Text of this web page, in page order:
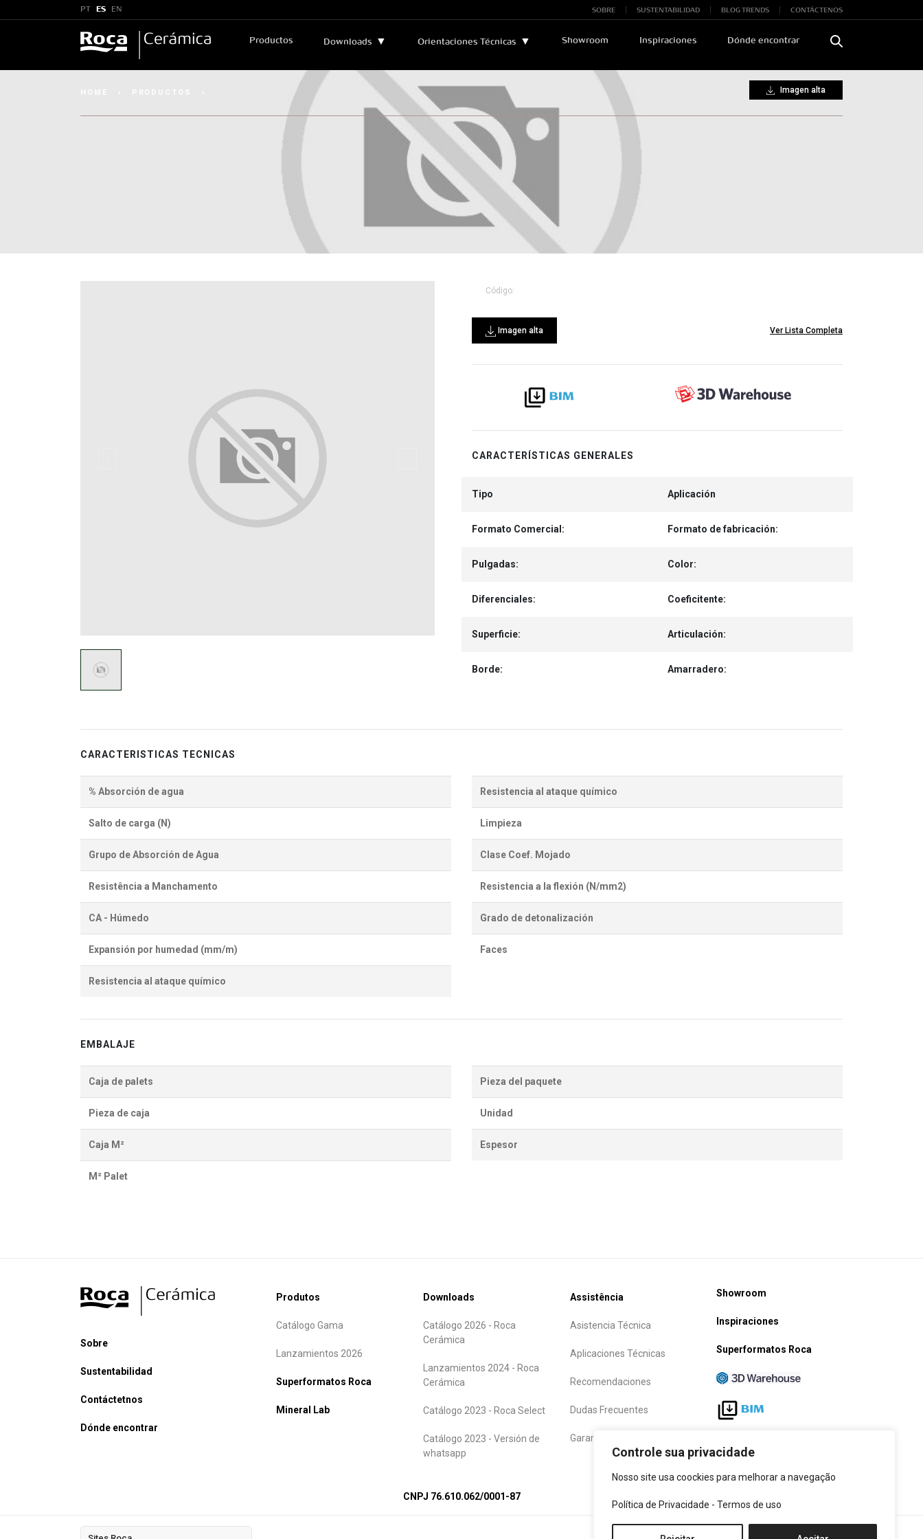
Controle sua privacidade
Nosso site usa coockies para melhorar a navegação
Política de Privacidade - Termos de uso
PT ES EN SOBRE SUSTENTABILIDAD BLOG TRENDS CONTÁCTENOS
Productos Downloads ▼
Boletines y Manuales ▼ Asistencia Técnica
Leyendas Técnicas
Sostenibilidad
Orientaciones Técnicas ▼ Showroom Inspiraciones Dónde encontrar
Imagen alta
Código:
Imagen alta Ver Lista Completa
CARACTERÍSTICAS GENERALES
Tipo Aplicación
Formato Comercial: Formato de fabricación:
Pulgadas: Color:
Diferenciales: Coeficitente:
Superficie: Articulación:
Borde: Amarradero:
CARACTERISTICAS TECNICAS
% Absorción de agua
Salto de carga (N)
Grupo de Absorción de Agua
Resistência a Manchamento
CA - Húmedo
Expansión por humedad (mm/m)
Resistencia al ataque químico
Resistencia al ataque químico
Limpieza
Clase Coef. Mojado
Resistencia a la flexión (N/mm2)
Grado de detonalización
Faces
EMBALAJE
Caja de palets
Pieza de caja
Caja M²
M² Palet
Pieza del paquete
Unidad
Espesor
Sobre
Sustentabilidad
Contáctetnos
Dónde encontrar
Produtos
Catálogo Gama
Lanzamientos 2026
Superformatos Roca
Mineral Lab
Downloads
Catálogo 2026 - Roca
Cerámica
Lanzamientos 2024 - Roca
Cerámica
Catálogo 2023 - Roca Select
Catálogo 2023 - Versión de
whatsapp
Assistência
Asistencia Técnica
Aplicaciones Técnicas
Recomendaciones
Dudas Frecuentes
Garantía
Showroom
Inspiraciones
Superformatos Roca
CNPJ 76.610.062/0001-87